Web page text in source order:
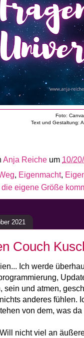
Foto: Canva
Text und Gestaltung:
Anja Reiche um 10/
, Eigenmacht,
die eigene Größe
2021
Couch
Ich werde
sein und atmen,
anderes fühlen.
von dem, was
nicht viel an